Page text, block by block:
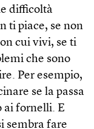
difficoltà
ti piace, se non
cui vivi, se ti
che sono
Per esempio,
se la passa
ai fornelli. E
sembra fare